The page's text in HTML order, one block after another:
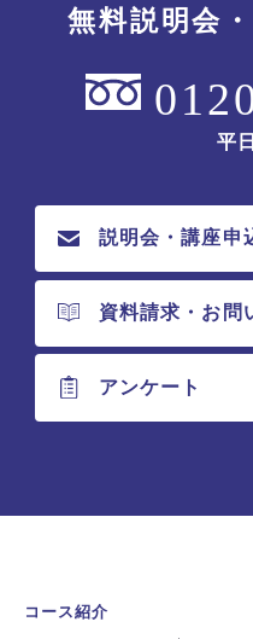
無料説明会
平日
説明会・講座申
資料請求・お問
アンケート
コース紹介